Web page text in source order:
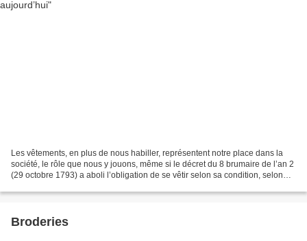
Les vêtements, en plus de nous habiller, représentent notre place dans la
société, le rôle que nous y jouons, même si le décret du 8 brumaire de l’an 2
(29 octobre 1793) a aboli l’obligation de se vêtir selon sa condition, selon
Broderies